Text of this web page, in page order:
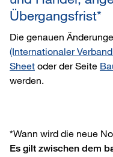
Übergangsfrist*
Die genauen
(Internationaler
Sheet oder der Seite
werden.
*Wann wird die neue
Es gilt zwischen dem